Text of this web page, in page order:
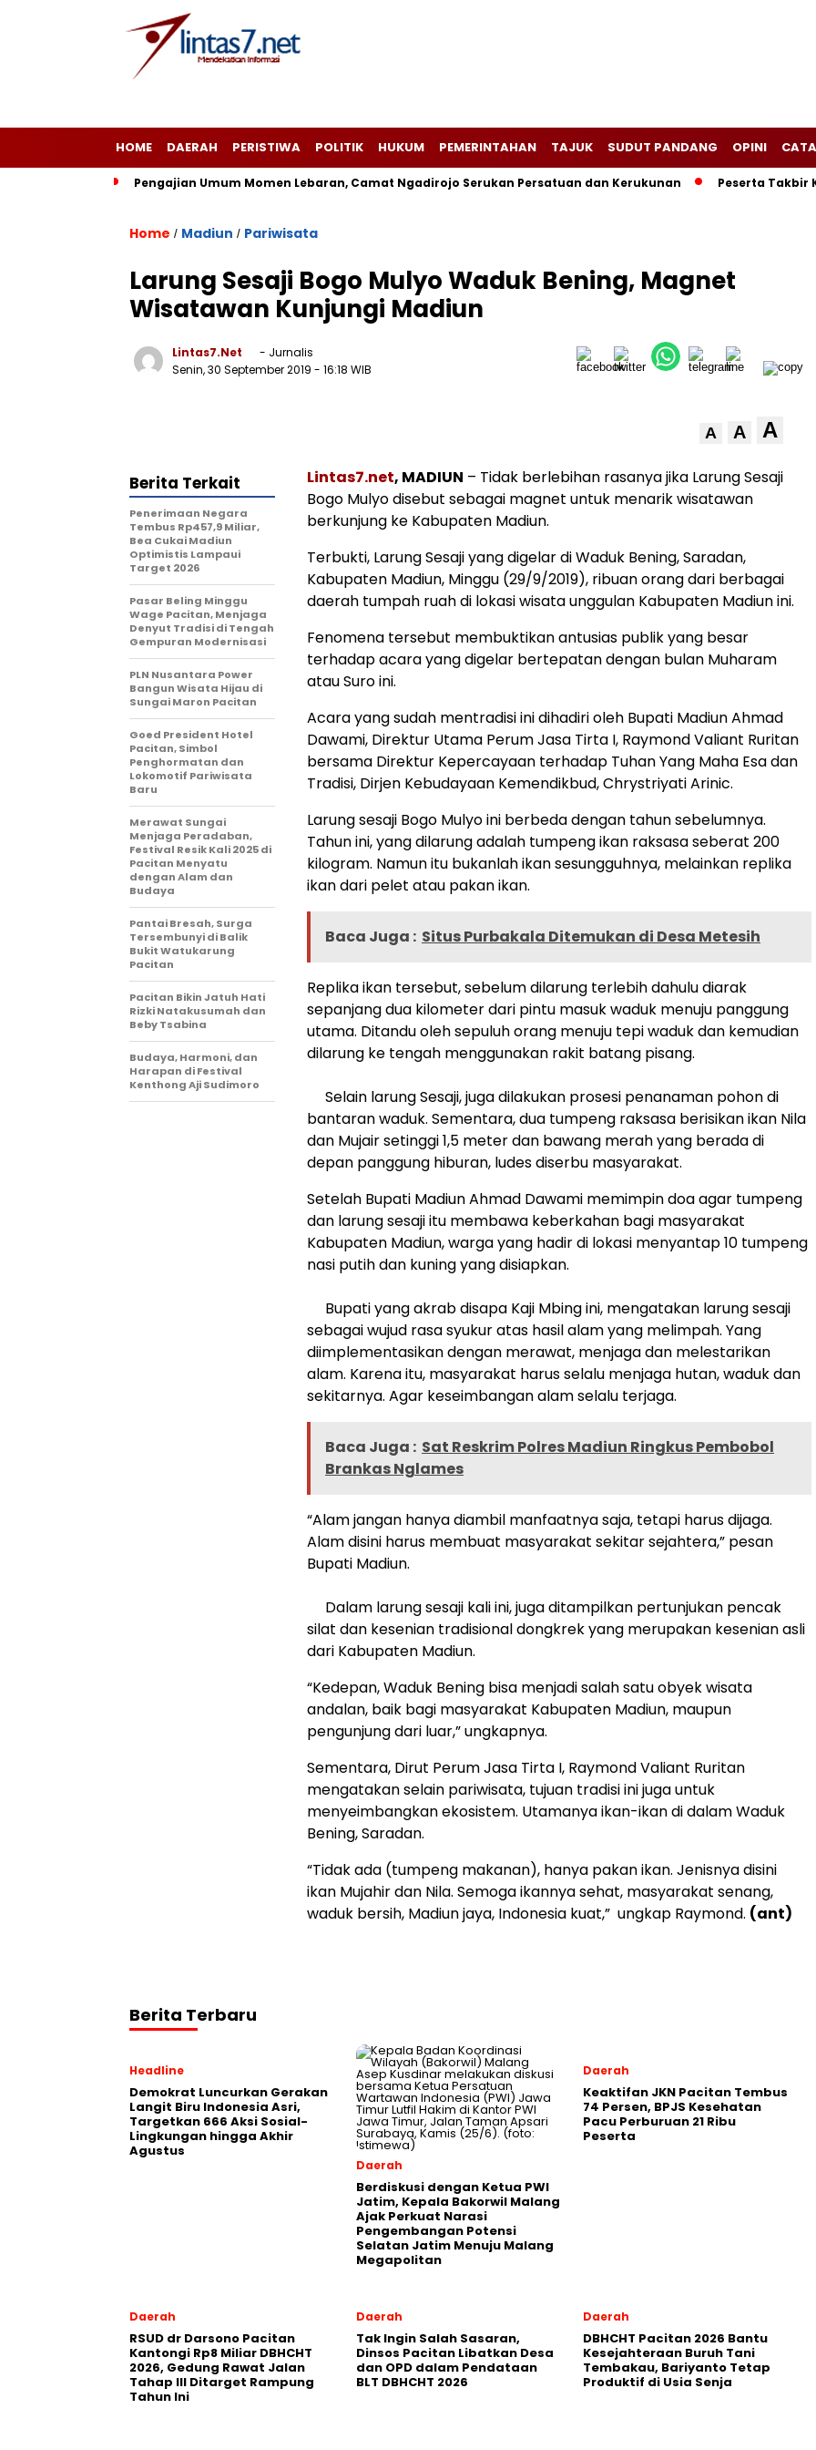
HOME DAERAH PERISTIWA POLITIK HUKUM PEMERINTAHAN TAJUK SUDUT PANDANG OPINI
Pengajian Umum Momen Lebaran, Camat Ngadirojo Serukan Persatuan dan Kerukunan Peserta Takbir
Home / Madiun / Pariwisata
Larung Sesaji Bogo Mulyo Waduk Bening, Magnet
Wisatawan Kunjungi Madiun
Lintas7.net
- Jurnalis
Senin, 30 September 2019 - 16:18 WIB
A A A
Lintas7.net, MADIUN – Tidak berlebihan rasanya jika Larung Sesaji
Bogo Mulyo disebut sebagai magnet untuk menarik wisatawan
berkunjung ke Kabupaten Madiun.
Terbukti, Larung Sesaji yang digelar di Waduk Bening, Saradan,
Kabupaten Madiun, Minggu (29/9/2019), ribuan orang dari berbagai
daerah tumpah ruah di lokasi wisata unggulan Kabupaten Madiun ini.
Fenomena tersebut membuktikan antusias publik yang besar
terhadap acara yang digelar bertepatan dengan bulan Muharam
atau Suro ini.
Acara yang sudah mentradisi ini dihadiri oleh Bupati Madiun Ahmad
Dawami, Direktur Utama Perum Jasa Tirta I, Raymond Valiant Ruritan
bersama Direktur Kepercayaan terhadap Tuhan Yang Maha Esa dan
Tradisi, Dirjen Kebudayaan Kemendikbud, Chrystriyati Arinic.
Larung sesaji Bogo Mulyo ini berbeda dengan tahun sebelumnya.
Tahun ini, yang dilarung adalah tumpeng ikan raksasa seberat 200
kilogram. Namun itu bukanlah ikan sesungguhnya, melainkan replika
ikan dari pelet atau pakan ikan.
Baca Juga : Situs Purbakala Ditemukan di Desa Metesih
Replika ikan tersebut, sebelum dilarung terlebih dahulu diarak
sepanjang dua kilometer dari pintu masuk waduk menuju panggung
utama. Ditandu oleh sepuluh orang menuju tepi waduk dan kemudian
dilarung ke tengah menggunakan rakit batang pisang.
Selain larung Sesaji, juga dilakukan prosesi penanaman pohon di
bantaran waduk. Sementara, dua tumpeng raksasa berisikan ikan Nila
dan Mujair setinggi 1,5 meter dan bawang merah yang berada di
depan panggung hiburan, ludes diserbu masyarakat.
Setelah Bupati Madiun Ahmad Dawami memimpin doa agar tumpeng
dan larung sesaji itu membawa keberkahan bagi masyarakat
Kabupaten Madiun, warga yang hadir di lokasi menyantap 10 tumpeng
nasi putih dan kuning yang disiapkan.
Bupati yang akrab disapa Kaji Mbing ini, mengatakan larung sesaji
sebagai wujud rasa syukur atas hasil alam yang melimpah. Yang
diimplementasikan dengan merawat, menjaga dan melestarikan
alam. Karena itu, masyarakat harus selalu menjaga hutan, waduk dan
sekitarnya. Agar keseimbangan alam selalu terjaga.
Baca Juga : Sat Reskrim Polres Madiun Ringkus Pembobol
Brankas Nglames
“Alam jangan hanya diambil manfaatnya saja, tetapi harus dijaga.
Alam disini harus membuat masyarakat sekitar sejahtera,” pesan
Bupati Madiun.
Dalam larung sesaji kali ini, juga ditampilkan pertunjukan pencak
silat dan kesenian tradisional dongkrek yang merupakan kesenian asli
dari Kabupaten Madiun.
“Kedepan, Waduk Bening bisa menjadi salah satu obyek wisata
andalan, baik bagi masyarakat Kabupaten Madiun, maupun
pengunjung dari luar,” ungkapnya.
Sementara, Dirut Perum Jasa Tirta I, Raymond Valiant Ruritan
mengatakan selain pariwisata, tujuan tradisi ini juga untuk
menyeimbangkan ekosistem. Utamanya ikan-ikan di dalam Waduk
Bening, Saradan.
“Tidak ada (tumpeng makanan), hanya pakan ikan. Jenisnya disini
ikan Mujahir dan Nila. Semoga ikannya sehat, masyarakat senang,
waduk bersih, Madiun jaya, Indonesia kuat,” ungkap Raymond. (ant)
Berita Terkait
Penerimaan Negara
Tembus Rp457,9 Miliar,
Bea Cukai Madiun
Optimistis Lampaui
Target 2026
Pasar Beling Minggu
Wage Pacitan, Menjaga
Denyut Tradisi di Tengah
Gempuran Modernisasi
PLN Nusantara Power
Bangun Wisata Hijau di
Sungai Maron Pacitan
Goed President Hotel
Pacitan, Simbol
Penghormatan dan
Lokomotif Pariwisata
Baru
Merawat Sungai
Menjaga Peradaban,
Festival Resik Kali 2025 di
Pacitan Menyatu
dengan Alam dan
Budaya
Pantai Bresah, Surga
Tersembunyi di Balik
Bukit Watukarung
Pacitan
Pacitan Bikin Jatuh Hati
Rizki Natakusumah dan
Beby Tsabina
Budaya, Harmoni, dan
Harapan di Festival
Kenthong Aji Sudimoro
Berita Terbaru
Headline
Demokrat Luncurkan Gerakan
Langit Biru Indonesia Asri,
Targetkan 666 Aksi Sosial-
Lingkungan hingga Akhir
Agustus
Daerah
Berdiskusi dengan Ketua PWI
Jatim, Kepala Bakorwil Malang
Ajak Perkuat Narasi
Pengembangan Potensi
Selatan Jatim Menuju Malang
Megapolitan
Daerah
Keaktifan JKN Pacitan Tembus
74 Persen, BPJS Kesehatan
Pacu Perburuan 21 Ribu
Peserta
Daerah
RSUD dr Darsono Pacitan
Kantongi Rp8 Miliar DBHCHT
2026, Gedung Rawat Jalan
Tahap III Ditarget Rampung
Tahun Ini
Daerah
Tak Ingin Salah Sasaran,
Dinsos Pacitan Libatkan Desa
dan OPD dalam Pendataan
BLT DBHCHT 2026
Daerah
DBHCHT Pacitan 2026 Bantu
Kesejahteraan Buruh Tani
Tembakau, Bariyanto Tetap
Produktif di Usia Senja